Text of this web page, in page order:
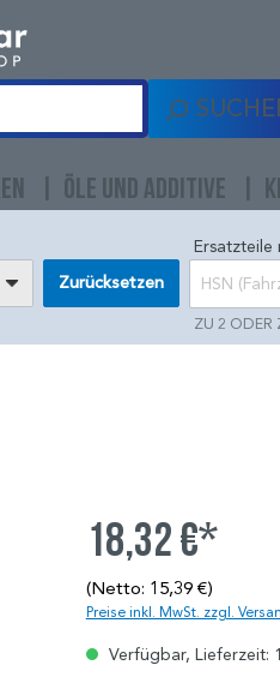
ÖLE UND ADDITIVE
Zurücksetzen
Ersatzteile
ZU 2 ODER
18,32 €*
(Netto: 15,39 €)
Preise inkl. MwSt. zzgl.
Verfügbar, Lieferzeit: